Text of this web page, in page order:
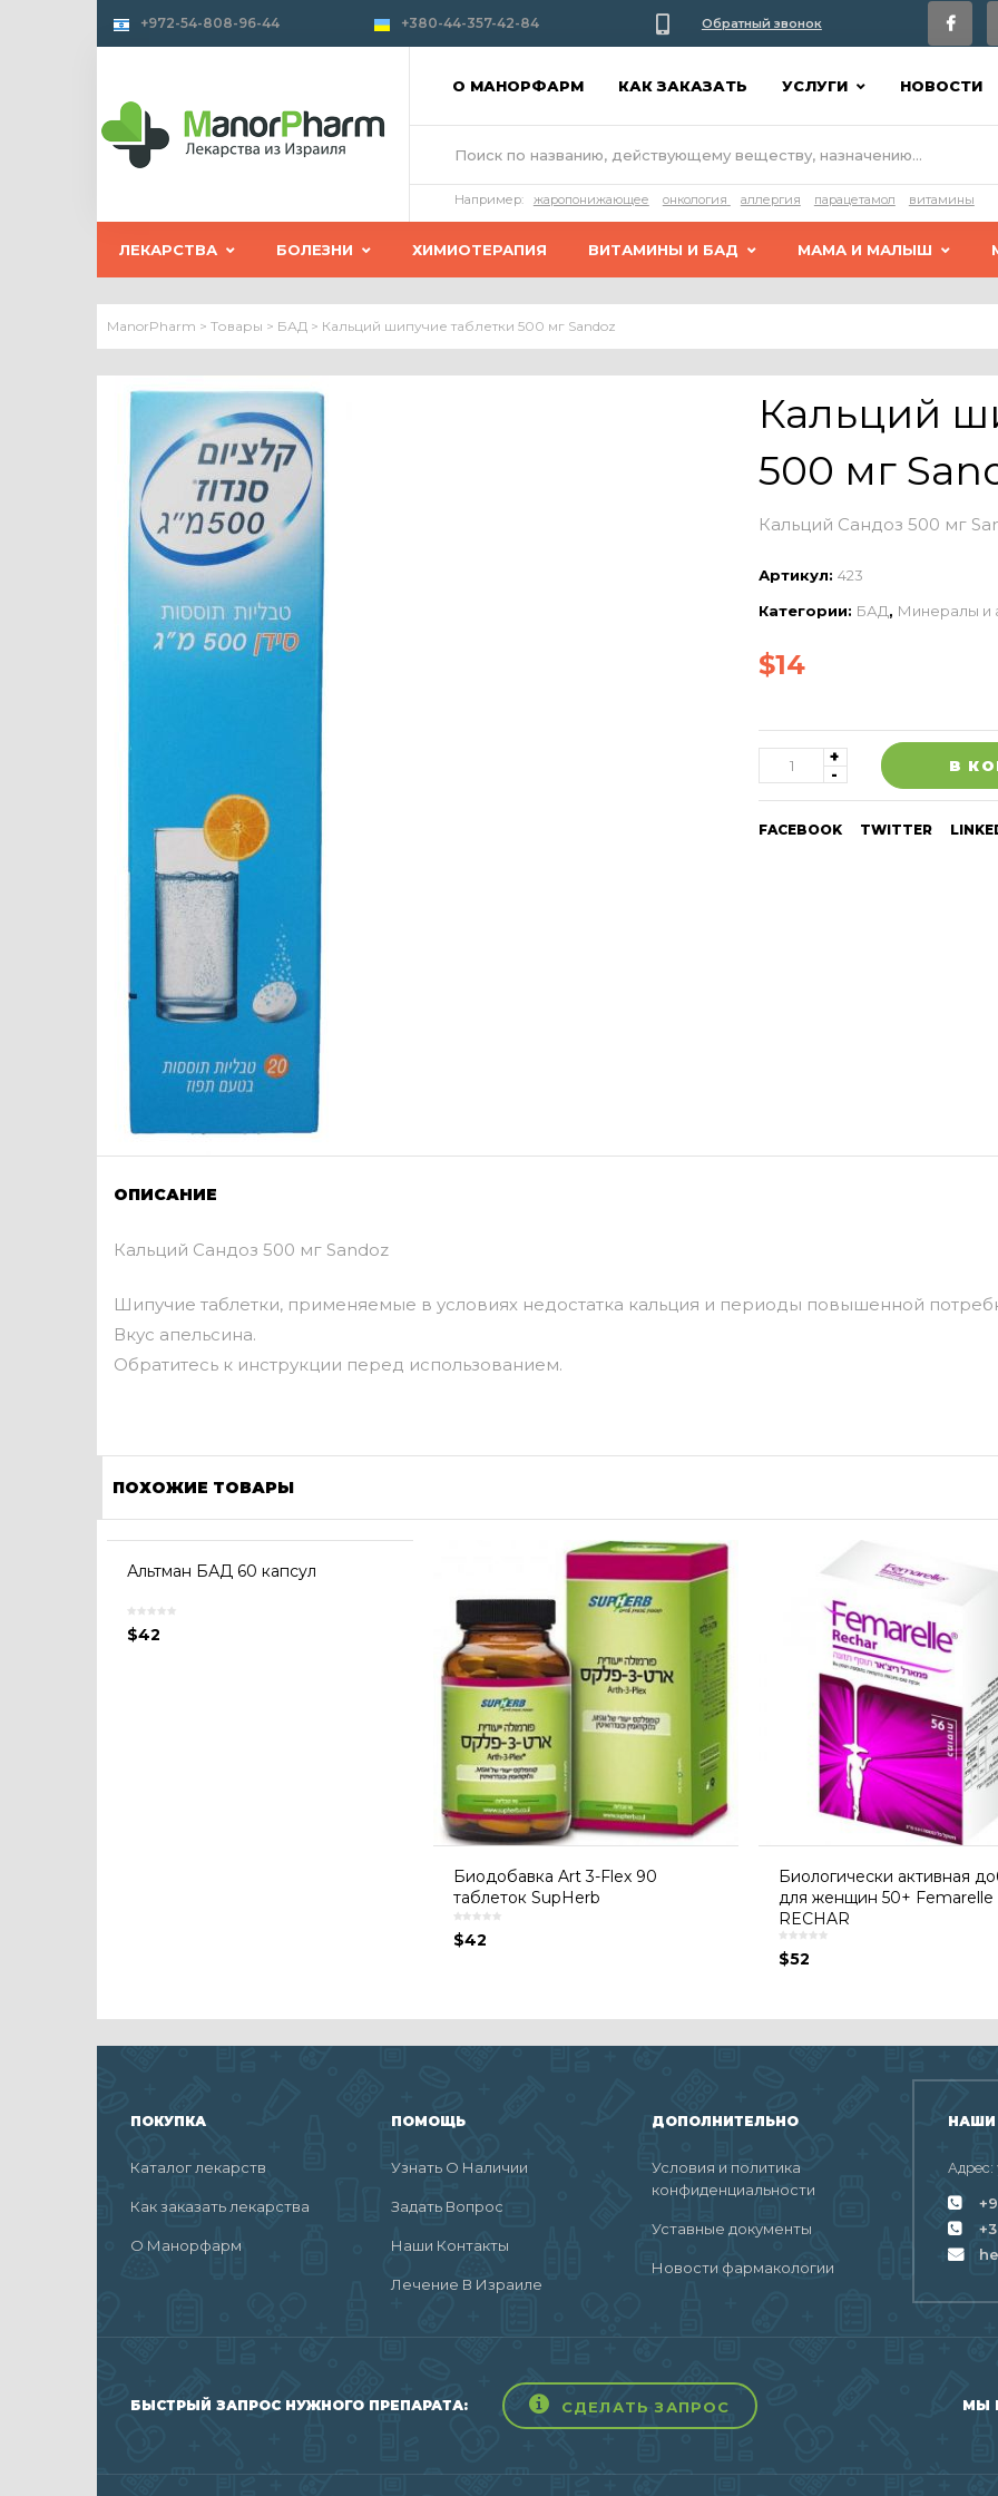
+972-54-808-96-44 +380-44-357-42-84 Обратный звонок
О МАНОРФАРМ КАК ЗАКАЗАТЬ УСЛУГИ НОВОСТИ
Например: жаропонижающее онкология аллергия парацетамол витамины
ЛЕКАРСТВА БОЛЕЗНИ ХИМИОТЕРАПИЯ ВИТАМИНЫ И БАД МАМА И МАЛЫШ
ManorPharm > Товары > БАД > Кальций шипучие таблетки 500 мг Sandoz
Кальций
500 мг
Кальций Сандоз 500 мг
Артикул: 423
Категории: БАД, Минералы и
$14
В
FACEBOOK TWITTER
ОПИСАНИЕ
Кальций Сандоз 500 мг Sandoz
Шипучие таблетки, применяемые в условиях недостатка кальция и периоды повышенной
Вкус апельсина.
Обратитесь к инструкции перед использованием.
ПОХОЖИЕ ТОВАРЫ
Альтман БАД 60 капсул
$42
Биодобавка Art 3-Flex 90
таблеток SupHerb
$42
Биологически активная
для женщин 50+ Femarelle
RECHAR
$52
ПОКУПКА
Каталог лекарств
Как заказать лекарства
О Манорфарм
ПОМОЩЬ
Узнать О Наличии
Задать Вопрос
Наши Контакты
Лечение В Израиле
ДОПОЛНИТЕЛЬНО
Условия и политика
конфиденциальности
Уставные документы
Новости фармакологии
НАШИ
Адрес:
БЫСТРЫЙ ЗАПРОС НУЖНОГО ПРЕПАРАТА: СДЕЛАТЬ ЗАПРОС МЫ